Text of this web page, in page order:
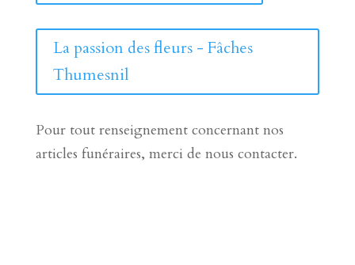
La passion des fleurs - Fâches
Thumesnil
Pour tout renseignement concernant nos
articles funéraires, merci de nous contacter.